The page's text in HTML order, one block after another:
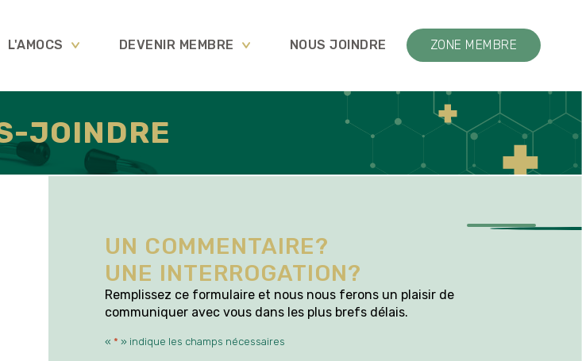
L'AMOCS DEVENIR MEMBRE NOUS JOINDRE ZONE MEMBRE
JOINDRE
UN COMMENTAIRE?
UNE INTERROGATION?
Remplissez ce formulaire et nous nous ferons un plaisir de
communiquer avec vous dans les plus brefs délais.
« * » indique les champs nécessaires